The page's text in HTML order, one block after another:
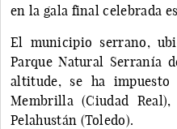
en la gala final celebrada
El municipio serrano,
Parque Natural Serranía
altitude, se ha impuesto
Membrilla (Ciudad
Pelahustán (Toledo).